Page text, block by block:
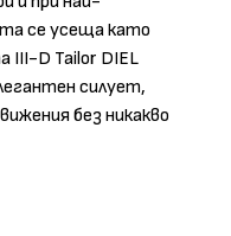
се усеща като
III-D Tailor DIEL
силует,
без никакво